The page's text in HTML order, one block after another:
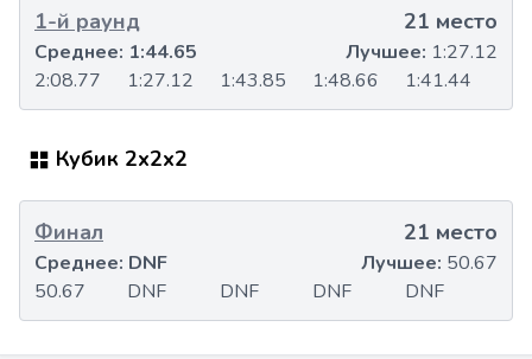
1-й раунд 21 место
2:08.77 1:27.12 1:43.85 1:48.66 1:41.44
Среднее: 1:44.65 Лучшее: 1:27.12
Кубик 2x2x2
Финал 21 место
50.67 DNF DNF DNF DNF
Среднее: DNF Лучшее: 50.67